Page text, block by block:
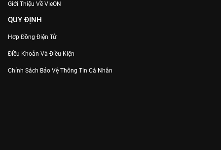
Giới Thiệu Về VieON
QUY ĐỊNH
Hợp Đồng Điện Tử
Điều Khoản Và Điều Kiện
Chính Sách Bảo Vệ Thông Tin Cá Nhân